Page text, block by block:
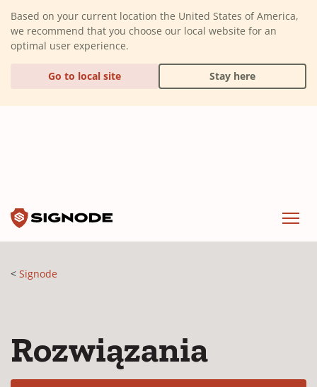
Based on your current location the United States of America,
we recommend that you choose our local website for an
optimal user experience.
Go to local site Stay here
Signode
Rozwiązania